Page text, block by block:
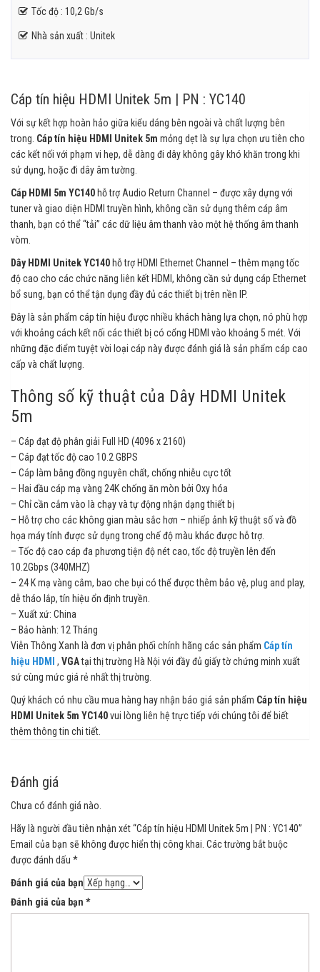
Tốc độ : 10,2 Gb/s
Nhà sản xuất : Unitek
Cáp tín hiệu HDMI Unitek 5m | PN : YC140
Với sự kết hợp hoàn hảo giữa kiểu dáng bên ngoài và chất lượng bên
trong. Cáp tín hiệu HDMI Unitek 5m mỏng dẹt là sự lựa chọn ưu tiên cho
các kết nối với phạm vi hẹp, dễ dàng đi dây không gây khó khăn trong khi
sử dụng, hoặc đi dây âm tường.
Cáp HDMI 5m YC140hỗ trợ Audio Return Channel – được xây dựng với
tuner và giao diện HDMI truyền hình, không cần sử dụng thêm cáp âm
thanh, bạn có thể “tải” các dữ liệu âm thanh vào một hệ thống âm thanh
vòm.
Dây HDMI Unitek YC140hỗ trợ HDMI Ethernet Channel – thêm mạng tốc
độ cao cho các chức năng liên kết HDMI, không cần sử dụng cáp Ethernet
bổ sung, bạn có thể tận dụng đầy đủ các thiết bị trên nền IP.
Đây là sản phẩm cáp tín hiệu được nhiều khách hàng lựa chọn, nó phù hợp
với khoảng cách kết nối các thiết bị có cổng HDMI vào khoảng 5 mét. Với
những đặc điểm tuyệt vời loại cáp này được đánh giá là sản phẩm cáp cao
cấp và chất lượng.
Thông số kỹ thuật của Dây HDMI Unitek
5m
– Cáp đạt độ phân giải Full HD (4096 x 2160)
– Cáp đạt tốc độ cao 10.2 GBPS
– Cáp làm bằng đồng nguyên chất, chống nhiễu cực tốt
– Hai đầu cáp mạ vàng 24K chống ăn mòn bởi Oxy hóa
– Chỉ cần cắm vào là chạy và tự động nhận dạng thiết bị
– Hỗ trợ cho các không gian màu sắc hơn – nhiếp ảnh kỹ thuật số và đồ
họa máy tính được sử dụng trong chế độ màu khác được hỗ trợ.
– Tốc độ cao cáp đa phương tiện độ nét cao, tốc độ truyền lên đến
10.2Gbps (340MHZ)
– 24 K mạ vàng cắm, bao che bụi có thể được thêm bảo vệ, plug and play,
dễ tháo lắp, tín hiệu ổn định truyền.
– Xuất xứ: China
– Bảo hành: 12 Tháng
Viễn Thông Xanh là đơn vị phân phối chính hãng các sản phẩm Cáp tín
hiệu HDMI , VGAtại thị trường Hà Nội với đầy đủ giấy tờ chứng minh xuất
sứ cùng mức giá rẻ nhất thị trường.
Quý khách có nhu cầu mua hàng hay nhận báo giá sản phẩm Cáp tín hiệu
HDMI Unitek 5m YC140vui lòng liên hệ trực tiếp với chúng tôi để biết
thêm thông tin chi tiết.
Đánh giá
Chưa có đánh giá nào.
Hãy là người đầu tiên nhận xét “Cáp tín hiệu HDMI Unitek 5m | PN : YC140”
Email của bạn sẽ không được hiển thị công khai. Các trường bắt buộc
được đánh dấu *
Đánh giá của bạn
Đánh giá của bạn *